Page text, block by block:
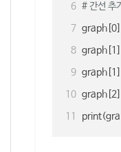
# 간선 추